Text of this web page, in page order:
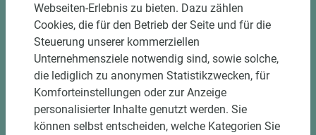
Webseiten-Erlebnis zu bieten. Dazu zählen
Cookies, die für den Betrieb der Seite und für die
Steuerung unserer kommerziellen
Unternehmensziele notwendig sind, sowie solche,
die lediglich zu anonymen Statistikzwecken, für
Komforteinstellungen oder zur Anzeige
personalisierter Inhalte genutzt werden. Sie
können selbst entscheiden, welche Kategorien Sie